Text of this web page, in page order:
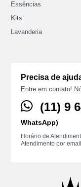
Essências
Kits
Lavanderia
Precisa de
Entre em contato!
(11) ‪9
WhatsApp)
Horário de
Atendimento por